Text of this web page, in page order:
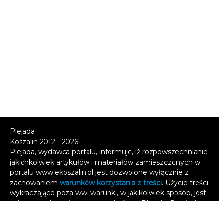
Plejada
Koszalin 2012 - 2026
Plejada, wydawca portalu, informuje, iż rozpowszechnianie
jakichkolwiek artykułów i materiałów zamieszczonych w
portalu www.ekoszalin.pl jest dozwolone wyłącznie z
zachowaniem warunków korzystania z treści. Użycie treści
wykraczające poza ww. warunki, w jakikolwiek sposób, jest
zabronione bez pisemnej zgody firmy Plejada. Dowiedz